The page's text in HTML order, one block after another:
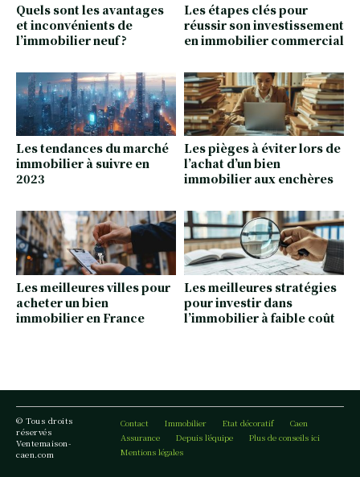
Quels sont les avantages
et inconvénients de
l’immobilier neuf ?
Les étapes clés pour
réussir son investissement
en immobilier commercial
Les tendances du marché
immobilier à suivre en
2023
Les pièges à éviter lors de
l’achat d’un bien
immobilier aux enchères
Les meilleures villes pour
acheter un bien
immobilier en France
Les meilleures stratégies
pour investir dans
l’immobilier à faible coût
© Tous droits
réservés
Ventemaison-
caen.com
Contact Immobilier Etat décoratif
Caen
Assurance
Depuis l’équipe
Plus de conseils ici
Mentions légales